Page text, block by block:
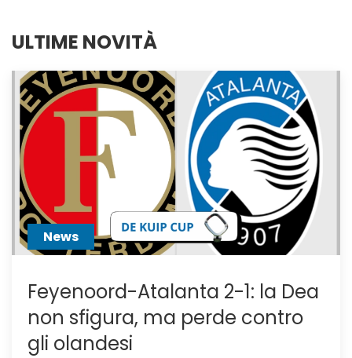
ULTIME NOVITÀ
News
Feyenoord-Atalanta 2-1: la Dea
non sfigura, ma perde contro
gli olandesi